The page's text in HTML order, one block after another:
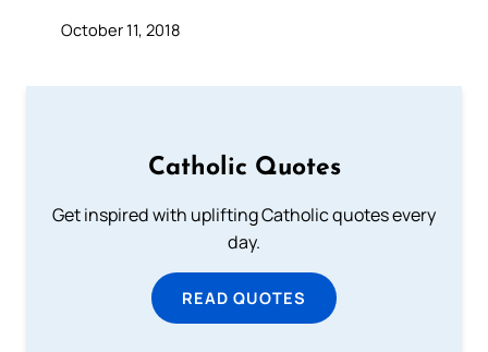
October 11, 2018
Catholic Quotes
Get inspired with uplifting Catholic quotes every
day.
READ QUOTES